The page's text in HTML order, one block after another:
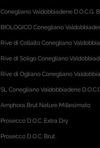
Conegliano Valdobbiadene D.O.C.G.
BIOLOGICO Conegliano
Rive di Collalto Conegliano
Rive di Soligo Conegliano
Rive di Ogliano Conegliano
SL Conegliano Valdobbiadene
Amphora Brut Nature Millesimato
Prosecco D.O.C. Extra Dry
Prosecco D.O.C. Brut